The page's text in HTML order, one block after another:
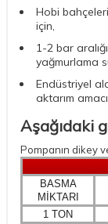
Hobi
için,
1-2 bar
yağmurlama
Endüstriyel
aktarım
Aşağıdaki
Pompanın dikey
BASMA
MİKTARI
1 TON